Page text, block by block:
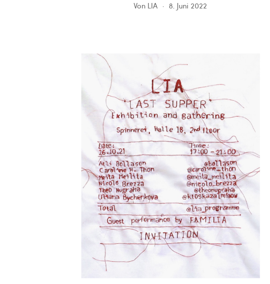
Von LIA 8. Juni 2022